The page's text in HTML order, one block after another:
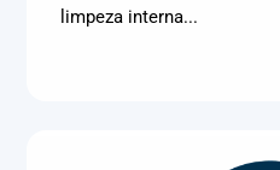
limpeza interna...